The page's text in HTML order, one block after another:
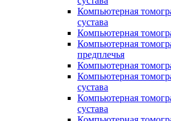
Компьютерная
сустава
Компьютерная
Компьютерная
предплечья
Компьютерная
Компьютерная
сустава
Компьютерная
сустава